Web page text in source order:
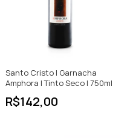
Santo Cristo | Garnacha
Amphora | Tinto Seco | 750ml
R$142,00